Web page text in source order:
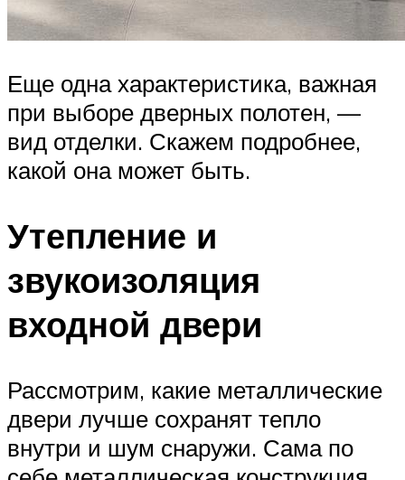
Еще одна характеристика, важная
при выборе дверных полотен, —
вид отделки. Скажем подробнее,
какой она может быть.
Утепление и
звукоизоляция
входной двери
Рассмотрим, какие металлические
двери лучше сохранят тепло
внутри и шум снаружи. Сама по